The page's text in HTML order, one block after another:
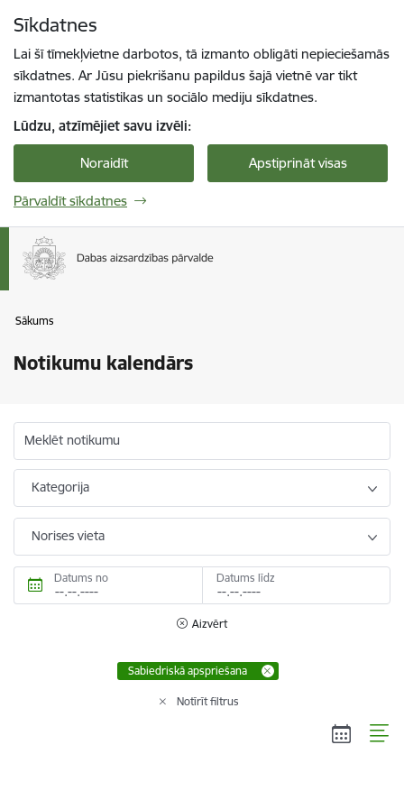
Sīkdatnes
Lai šī tīmekļvietne darbotos, tā izmanto obligāti nepieciešamās
sīkdatnes. Ar Jūsu piekrišanu papildus šajā vietnē var tikt
izmantotas statistikas un sociālo mediju sīkdatnes.
Lūdzu, atzīmējiet savu izvēli:
Noraidīt Apstiprināt visas
Pārvaldīt sīkdatnes
Sākums
Notikumu kalendārs
Meklēt notikumu
Kategorija
Norises vieta
Datums no Datums līdz
Aizvērt
Sabiedriskā apspriešana
Notīrīt filtrus